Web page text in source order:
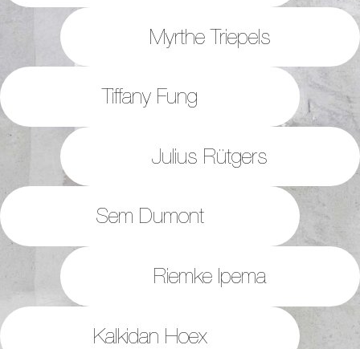
Myrthe Triepels
Tiffany Fung
Julius Rütgers
Sem Dumont
Riemke Ipema
Kalkidan Hoex